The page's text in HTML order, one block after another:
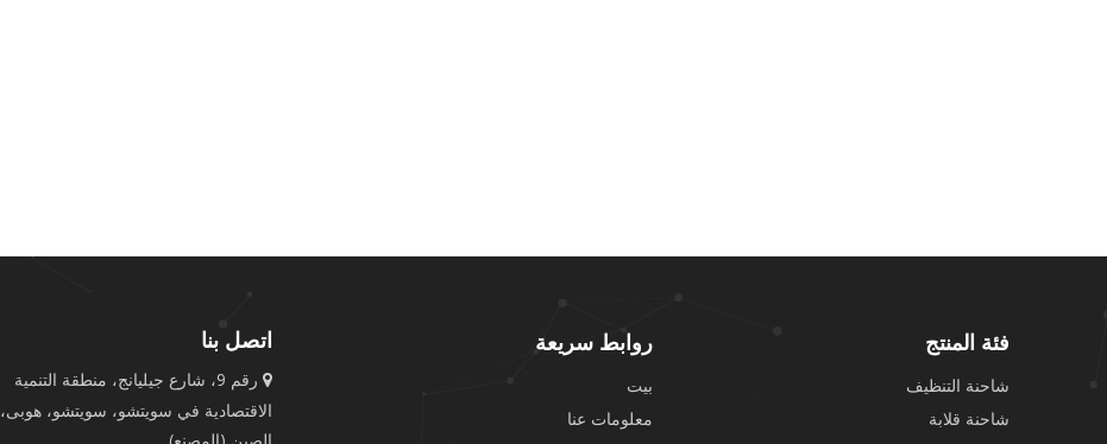
فئة المنتج
شاحنة التنظيف
شاحنة قلابة
روابط سريعة
بيت
معلومات عنا
اتصل بنا

رقم 9، شارع جيليانج، منطقة التنمية
الاقتصادية في سويتشو، سويتشو، هوبى،